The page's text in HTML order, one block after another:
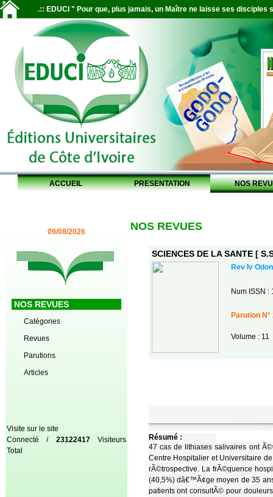
.:: EDUCI " Pour que, plus jamais, un Maître ne laisse ses disciples
ACCUEIL PRESENTATION NOS
09/08/2026
NOS REVUES
Catégories
Revues
Parutions
Articles
Visite sur le site
Connecté / 23122417Visiteurs
Total
NOS REVUES
SCIENCES DE LA SANTE [
Rev Iv
Num ISSN :
Parution N°
Volume : 11
Résumé :
47 cas de lithiases salivaires ont
Centre Hospitalier et Universitaire
rÃ©trospective. La frÃ©quence
(40,5%) dâ€™Ã¢ge moyen de 35
patients ont consultÃ© pour